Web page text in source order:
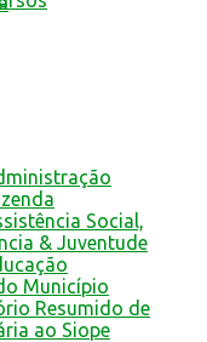
Social,
& Juventude
Município
Resumido de
ao Siope